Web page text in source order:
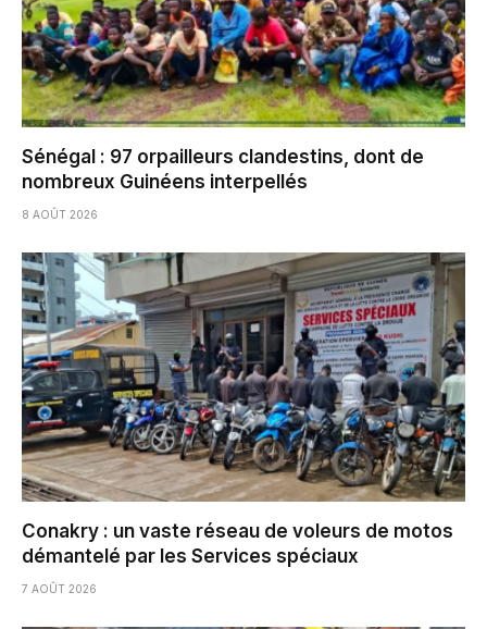
Sénégal : 97 orpailleurs clandestins, dont de
nombreux Guinéens interpellés
8 AOÛT 2026
Conakry : un vaste réseau de voleurs de motos
démantelé par les Services spéciaux
7 AOÛT 2026